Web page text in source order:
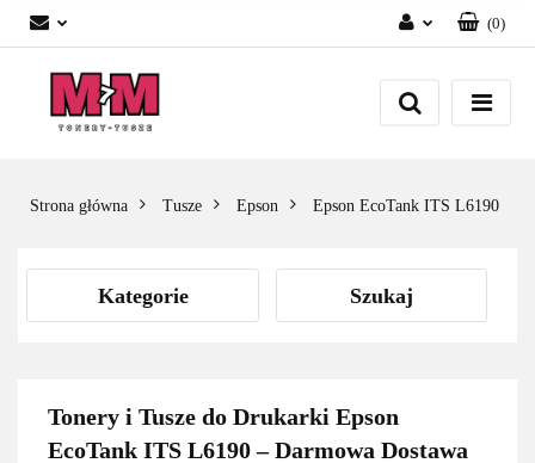
Zaloguj się
Załóż konto
(0)
Strona główna Tusze Epson Epson EcoTank ITS L6190
Kategorie Szukaj
Tonery i Tusze do Drukarki Epson
EcoTank ITS L6190 – Darmowa Dostawa